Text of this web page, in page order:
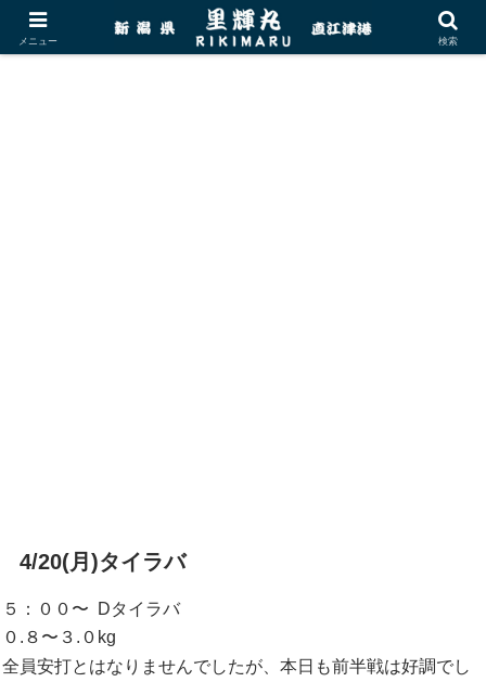
4/20(月)タイラバ
５：００〜 Dタイラバ
０.８〜３.０kg
全員安打とはなりませんでしたが、本日も前半戦は好調でし
メニュー 検索